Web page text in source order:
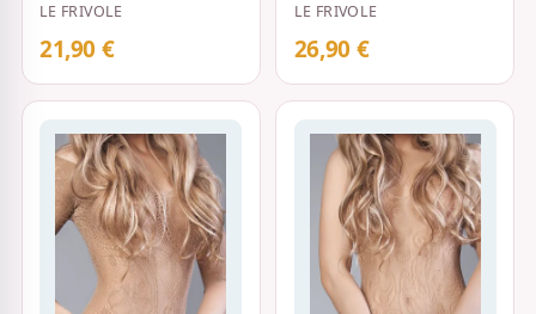
fließenden
Ornamenten S-…
LE FRIVOLE
21,90 €
und Spitzenoptik S-…
LE FRIVOLE
26,90 €